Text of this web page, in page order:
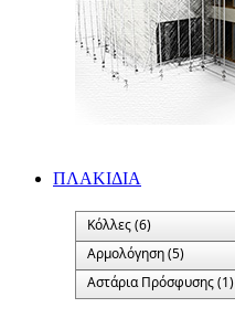
ΠΛΑΚΙΔΙA
Κόλλες (6)
Αρμολόγηση (5)
Αστάρια Πρόσφυσης (1)